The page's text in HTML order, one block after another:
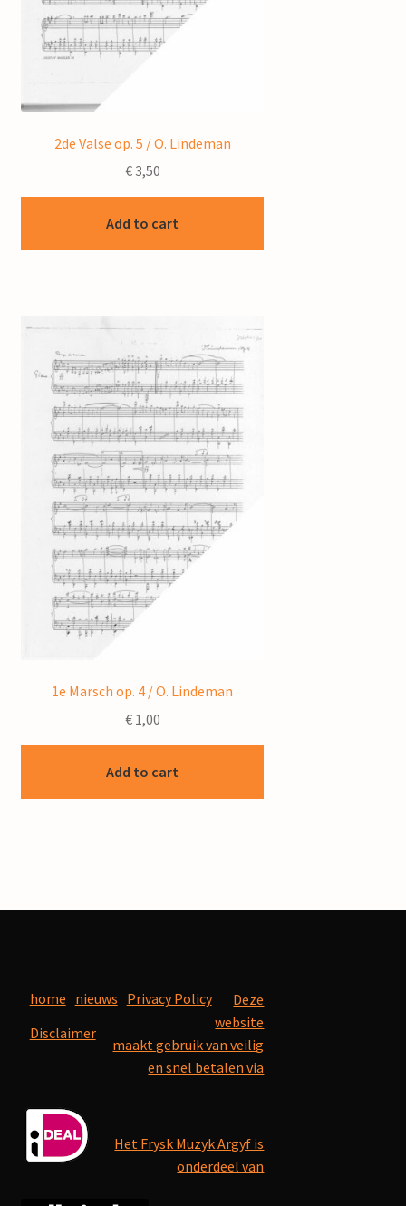
2de Valse op. 5 / O. Lindeman
€3,50
Add to cart
1e Marsch op. 4 / O. Lindeman
€1,00
Add to cart
home nieuws Privacy Policy
Disclaimer
Deze
website
maakt gebruik van veilig
en snel betalen via
Het Frysk Muzyk Argyf is
onderdeel van